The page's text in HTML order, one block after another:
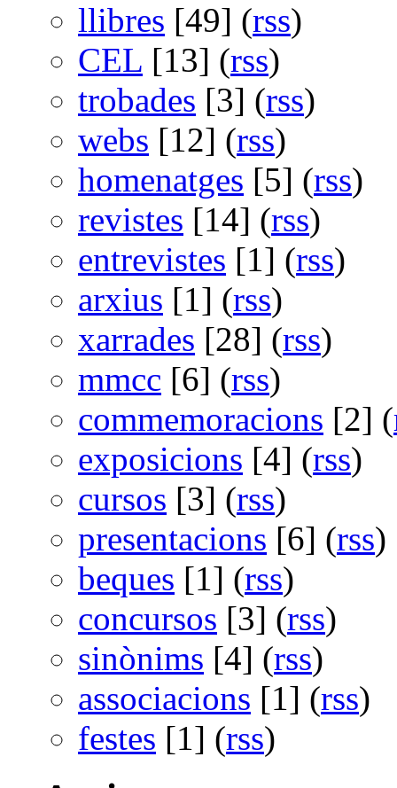
llibres [49] (rss)
CEL [13] (rss)
trobades [3] (rss)
webs [12] (rss)
homenatges [5] (rss)
revistes [14] (rss)
entrevistes [1] (rss)
arxius [1] (rss)
xarrades [28] (rss)
mmcc [6] (rss)
commemoracions [2] (
exposicions [4] (rss)
cursos [3] (rss)
presentacions [6] (rss)
beques [1] (rss)
concursos [3] (rss)
sinònims [4] (rss)
associacions [1] (rss)
festes [1] (rss)